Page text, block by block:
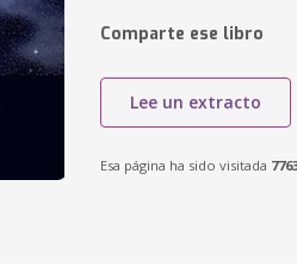
Comparte ese libro
Lee un extracto
Esa página ha sido visitada